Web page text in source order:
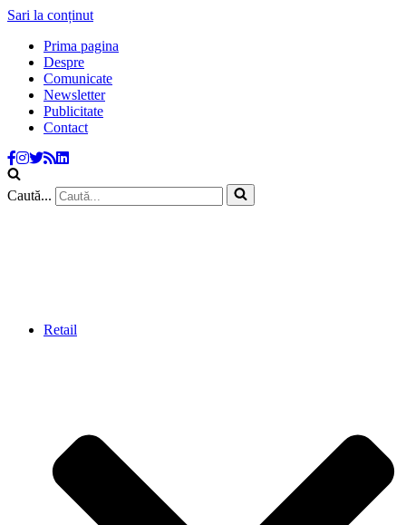
Sari la conținut
Prima pagina
Despre
Comunicate
Newsletter
Publicitate
Contact
Caută...
Retail